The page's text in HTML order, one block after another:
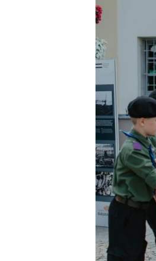
ПОДПИШИТЕСЬ НА РАССЫЛКУ